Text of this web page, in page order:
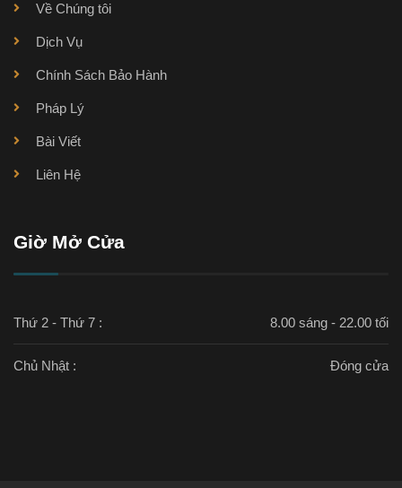
Về Chúng tôi
Dịch Vụ
Chính Sách Bảo Hành
Pháp Lý
Bài Viết
Liên Hệ
Giờ Mở Cửa
Thứ 2 - Thứ 7 : 8.00 sáng - 22.00 tối
Chủ Nhật : Đóng cửa